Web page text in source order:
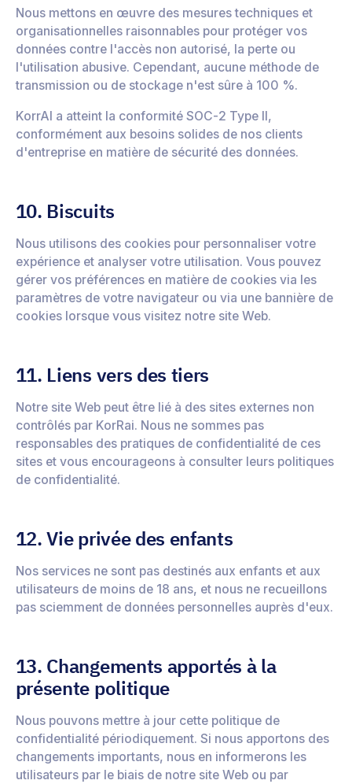
Nous mettons en œuvre des mesures techniques et
organisationnelles raisonnables pour protéger vos
données contre l'accès non autorisé, la perte ou
l'utilisation abusive. Cependant, aucune méthode de
transmission ou de stockage n'est sûre à 100 %.
KorrAI a atteint la conformité SOC-2 Type II,
conformément aux besoins solides de nos clients
d'entreprise en matière de sécurité des données.
10. Biscuits
Nous utilisons des cookies pour personnaliser votre
expérience et analyser votre utilisation. Vous pouvez
gérer vos préférences en matière de cookies via les
paramètres de votre navigateur ou via une bannière de
cookies lorsque vous visitez notre site Web.
11. Liens vers des tiers
Notre site Web peut être lié à des sites externes non
contrôlés par KorRai. Nous ne sommes pas
responsables des pratiques de confidentialité de ces
sites et vous encourageons à consulter leurs politiques
de confidentialité.
12. Vie privée des enfants
Nos services ne sont pas destinés aux enfants et aux
utilisateurs de moins de 18 ans, et nous ne recueillons
pas sciemment de données personnelles auprès d'eux.
13. Changements apportés à la
présente politique
Nous pouvons mettre à jour cette politique de
confidentialité périodiquement. Si nous apportons des
changements importants, nous en informerons les
utilisateurs par le biais de notre site Web ou par